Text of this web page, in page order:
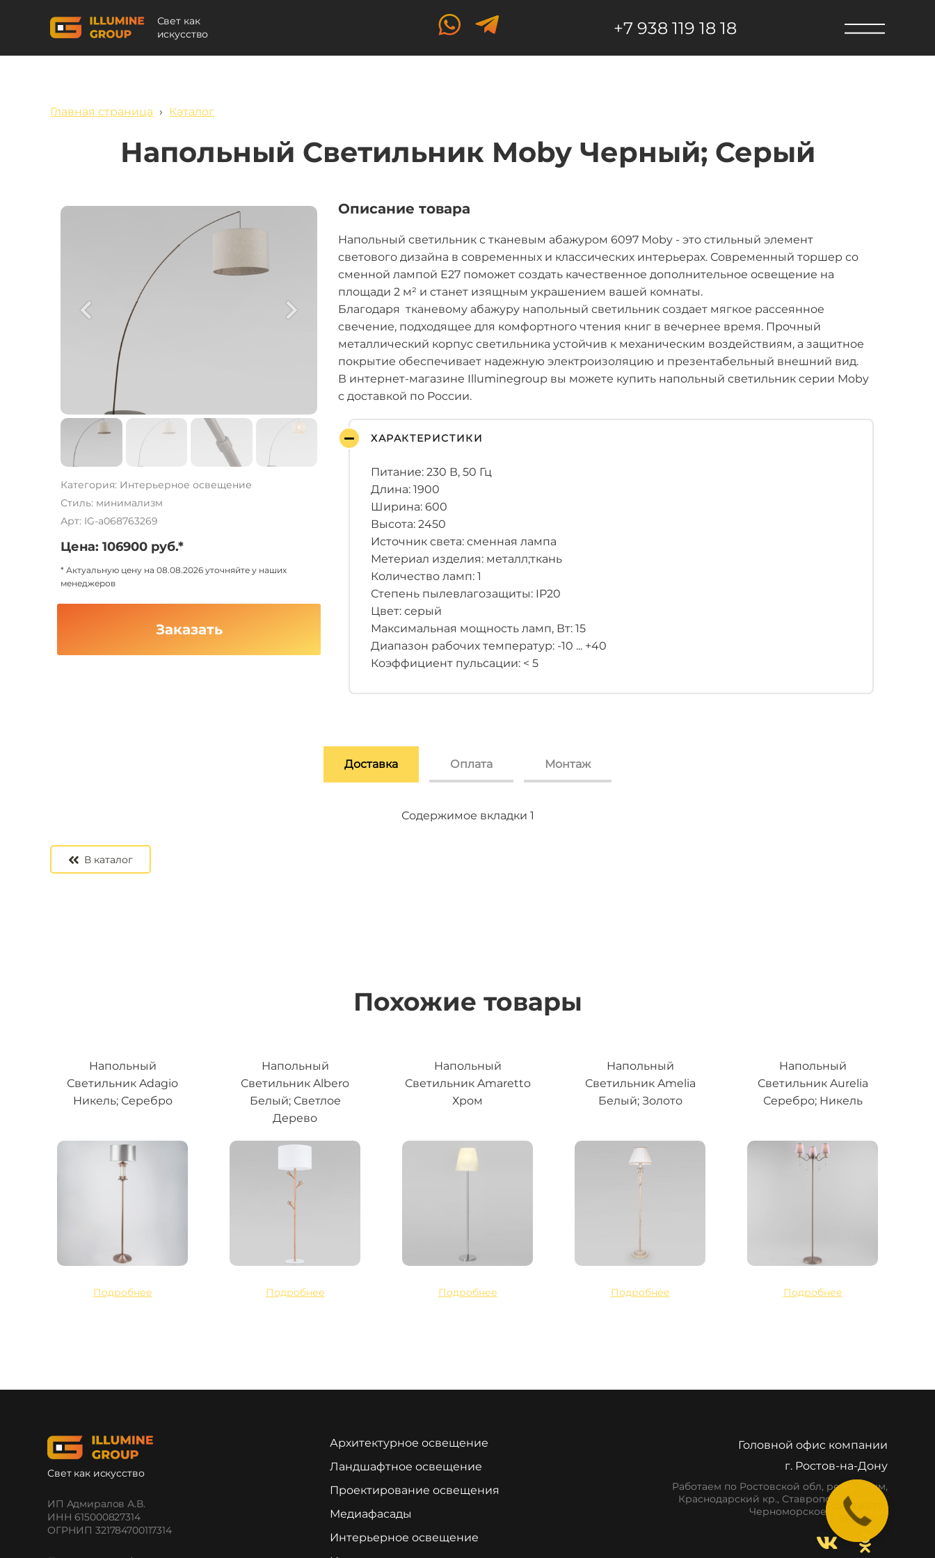
Свет как
искусство
+7 938 119 18 18
Главная страница › Каталог
Напольный Светильник Moby Черный; Серый
Категория: Интерьерное освещение
Стиль: минимализм
Арт: IG-a068763269
Цена: 106900 руб.*
* Актуальную цену на 08.08.2026 уточняйте у наших
менеджеров
Заказать
Описание товара
Напольный светильник с тканевым абажуром 6097 Moby - это стильный элемент
светового дизайна в современных и классических интерьерах. Современный торшер со
сменной лампой E27 поможет создать качественное дополнительное освещение на
площади 2 м² и станет изящным украшением вашей комнаты.
Благодаря тканевому абажуру напольный светильник создает мягкое рассеянное
свечение, подходящее для комфортного чтения книг в вечернее время. Прочный
металлический корпус светильника устойчив к механическим воздействиям, а защитное
покрытие обеспечивает надежную электроизоляцию и презентабельный внешний вид.
В интернет-магазине Illuminegroup вы можете купить напольный светильник серии Moby
с доставкой по России.
ХАРАКТЕРИСТИКИ
Питание: 230 В, 50 Гц
Длина: 1900
Ширина: 600
Высота: 2450
Источник света: сменная лампа
Метериал изделия: металл;ткань
Количество ламп: 1
Степень пылевлагозащиты: IP20
Цвет: серый
Максимальная мощность ламп, Вт: 15
Диапазон рабочих температур: -10 ... +40
Коэффициент пульсации: < 5
Доставка Оплата Монтаж
Содержимое вкладки 1
Содержимое вкладки 2
Содержимое вкладки 3
В каталог
Похожие товары
Напольный
Светильник Adagio
Никель; Серебро
Подробнее
Напольный
Светильник Albero
Белый; Светлое
Дерево
Подробнее
Напольный
Светильник Amaretto
Хром
Подробнее
Напольный
Светильник Amelia
Белый; Золото
Подробнее
Напольный
Светильник Aurelia
Серебро; Никель
Подробнее
Свет как искусство
ИП Адмиралов А.В.
ИНН 615000827314
ОГРНИП 321784700117314
Архитектурное освещение
Ландшафтное освещение
Проектирование освещения
Медиафасады
Интерьерное освещение
Головной офис компании
г. Ростов-на-Дону
Работаем по Ростовской обл, респ. Крым,
Краснодарский кр., Ставропольский кр.,
Черноморское побережье
Закажите
звонок